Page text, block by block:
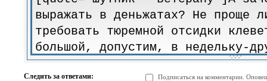
-
-
-
-
-
-
-
-
-
-
-
-
-
Следить за ответами: Подписаться на комментарии.